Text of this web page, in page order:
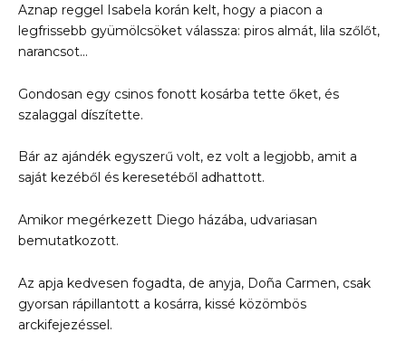
Aznap reggel Isabela korán kelt, hogy a piacon a
legfrissebb gyümölcsöket válassza: piros almát, lila szőlőt,
narancsot…
Gondosan egy csinos fonott kosárba tette őket, és
szalaggal díszítette.
Bár az ajándék egyszerű volt, ez volt a legjobb, amit a
saját kezéből és keresetéből adhattott.
Amikor megérkezett Diego házába, udvariasan
bemutatkozott.
Az apja kedvesen fogadta, de anyja, Doña Carmen, csak
gyorsan rápillantott a kosárra, kissé közömbös
arckifejezéssel.